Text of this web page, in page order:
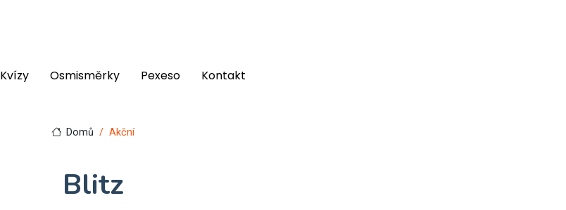
Kvízy Osmisměrky Pexeso Kontakt
Domů Akční
Blitz